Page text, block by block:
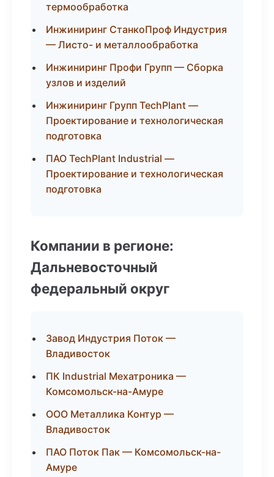
термообработка
Инжиниринг СтанкоПроф Индустрия
— Листо- и металлообработка
Инжиниринг Профи Групп — Сборка
узлов и изделий
Инжиниринг Групп TechPlant —
Проектирование и технологическая
подготовка
ПАО TechPlant Industrial —
Проектирование и технологическая
подготовка
Компании в регионе:
Дальневосточный
федеральный округ
Завод Индустрия Поток —
Владивосток
ПК Industrial Мехатроника —
Комсомольск-на-Амуре
ООО Металлика Контур —
Владивосток
ПАО Поток Пак — Комсомольск-на-
Амуре